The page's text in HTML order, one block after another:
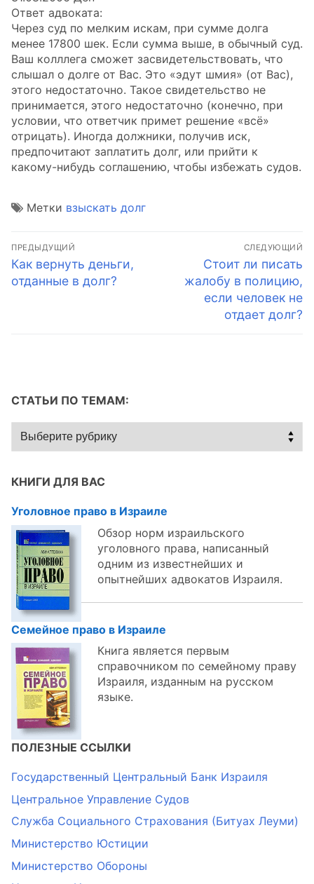
Ответ адвоката:
Через суд по мелким искам, при сумме долга
менее 17800 шек. Если сумма выше, в обычный суд.
Ваш колллега сможет засвидетельствовать, что
слышал о долге от Вас. Это «эдут шмия» (от Вас),
этого недостаточно. Такое свидетельство не
принимается, этого недостаточно (конечно, при
условии, что ответчик примет решение «всё»
отрицать). Иногда должники, получив иск,
предпочитают заплатить долг, или прийти к
какому-нибудь соглашению, чтобы избежать судов.
Метки взыскать долг
Навигация
по
записям
ПРЕДЫДУЩИЙ
Предыдущая
запись:
Как вернуть деньги,
отданные в долг?
СЛЕДУЮЩИЙ
Следующая
запись:
Стоит ли писать
жалобу в полицию,
если человек не
отдает долг?
СТАТЬИ ПО ТЕМАМ:
Статьи
по
КНИГИ ДЛЯ ВАС
Уголовное право в Израиле
Обзор норм израильского
уголовного права, написанный
одним из известнейших и
опытнейших адвокатов Израиля.
Семейное право в Израиле
Книга является первым
справочником по семейному праву
Израиля, изданным на русском
языке.
ПОЛЕЗНЫЕ ССЫЛКИ
Государственный Центральный Банк Израиля
Центральное Управление Судов
Служба Социального Страхования (Битуах Леуми)
Министерство Юстиции
Министерство Обороны